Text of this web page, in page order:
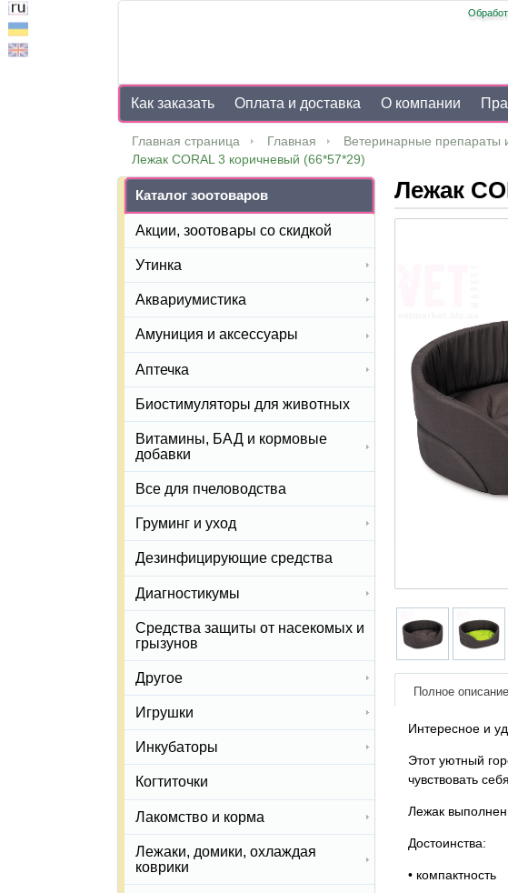
Как заказать Оплата и доставка О компании
Главная страница Главная Ветеринарные препараты
Лежак CORAL 3 коричневый (66*57*29)
Лежак
Полное описание
Интересное и
Этот уютный
чувствовать
Лежак выполнен
Достоинства:
• компактность
Каталог зоотоваров
Акции, зоотовары со скидкой
Утинка
Аквариумистика
Амуниция и аксессуары
Аптечка
Биостимуляторы для животных
Витамины, БАД и кормовые
добавки
Все для пчеловодства
Груминг и уход
Дезинфицирующие средства
Диагностикумы
Средства защиты от насекомых и
грызунов
Другое
Игрушки
Инкубаторы
Когтиточки
Лакомство и корма
Лежаки, домики, охлаждая
коврики